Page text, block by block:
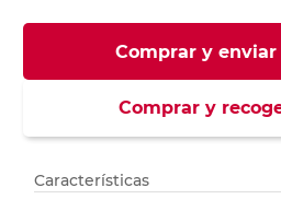
Comprar y
Comprar y
Características